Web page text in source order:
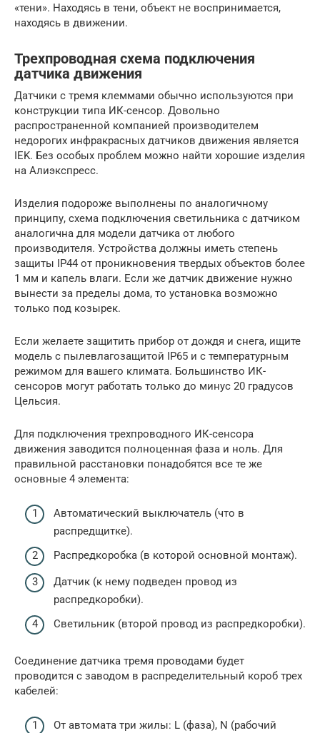
«тени». Находясь в тени, объект не воспринимается,
находясь в движении.
Трехпроводная схема подключения
датчика движения
Датчики с тремя клеммами обычно используются при
конструкции типа ИК-сенсор. Довольно
распространенной компанией производителем
недорогих инфракрасных датчиков движения является
IEK. Без особых проблем можно найти хорошие изделия
на Алиэкспресс.
Изделия подороже выполнены по аналогичному
принципу, схема подключения светильника с датчиком
аналогична для модели датчика от любого
производителя. Устройства должны иметь степень
защиты IP44 от проникновения твердых объектов более
1 мм и капель влаги. Если же датчик движение нужно
вынести за пределы дома, то установка возможно
только под козырек.
Если желаете защитить прибор от дождя и снега, ищите
модель с пылевлагозащитой IP65 и с температурным
режимом для вашего климата. Большинство ИК-
сенсоров могут работать только до минус 20 градусов
Цельсия.
Для подключения трехпроводного ИК-сенсора
движения заводится полноценная фаза и ноль. Для
правильной расстановки понадобятся все те же
основные 4 элемента:
Автоматический выключатель (что в
распредщитке).
Распредкоробка (в которой основной монтаж).
Датчик (к нему подведен провод из
распредкоробки).
Светильник (второй провод из распредкоробки).
Соединение датчика тремя проводами будет
проводится с заводом в распределительный короб трех
кабелей:
От автомата три жилы: L (фаза), N (рабочий